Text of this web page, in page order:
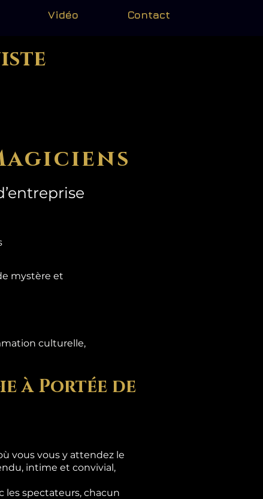
Vidéo Contact
mystère et
culturelle,
à Portée de
vous vous y attendez le
intime et convivial,
les spectateurs, chacun